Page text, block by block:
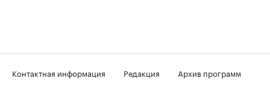
Контактная информация Редакция
Архив программ